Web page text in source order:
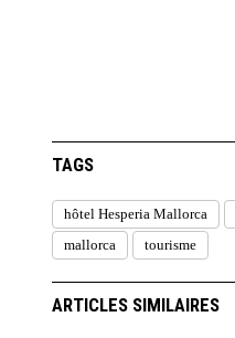
TAGS
hôtel Hesperia Mallorca
mallorca
tourisme
ARTICLES SIMILAIRES